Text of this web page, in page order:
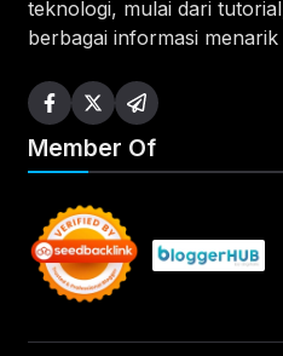
teknologi, mulai dari
berbagai informasi menarik
Member Of